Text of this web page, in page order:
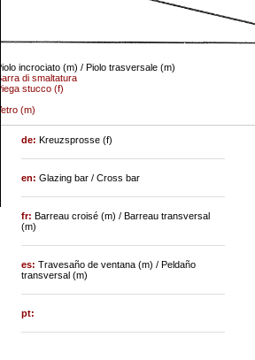
incrociato (m) / Piolo trasversale (m)
di smaltatura
stucco (f)
(m)
de:Kreuzsprosse (f)
en:Glazing bar / Cross bar
fr:Barreau croisé (m) / Barreau transversal
(m)
es:Travesaño de ventana (m) / Peldaño
transversal (m)
pt: